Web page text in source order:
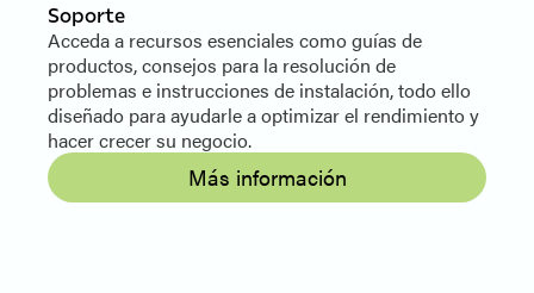
Soporte
Acceda a recursos esenciales como guías de
productos, consejos para la resolución de
problemas e instrucciones de instalación, todo ello
diseñado para ayudarle a optimizar el rendimiento y
hacer crecer su negocio.
Más información